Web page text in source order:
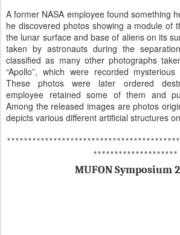
A former NASA employee found something
he discovered photos showing a module of
the lunar surface and base of aliens on its
taken by astronauts during the
classified as many other photographs
“Apollo”, which were recorded
These photos were later ordered
employee retained some of them and
Among the released images are photos
depicts various different artificial structures
********************
MUFON Symposium